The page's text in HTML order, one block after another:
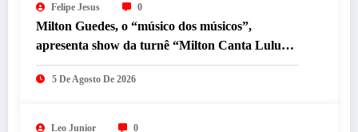
Felipe Jesus 0
Milton Guedes, o “músico dos músicos”,
apresenta show da turnê “Milton Canta Lulu”
em BH
5 De Agosto De 2026
Leo Junior 0